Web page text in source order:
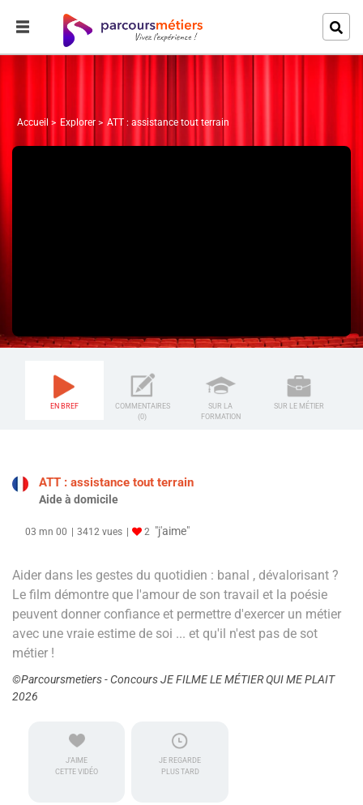
Accueil Explorer ATT : assistance tout terrain
EN BREF
COMMENTAIRES
(0)
SUR LA
FORMATION
SUR LE MÉTIER
ATT : assistance tout terrain
Aide à domicile
03 mn 00 3412 vues 2 "j'aime"
Aider dans les gestes du quotidien : banal , dévalorisant ?
Le film démontre que l'amour de son travail et la poésie
peuvent donner confiance et permettre d'exercer un métier
avec une vraie estime de soi ... et qu'il n'est pas de sot
métier !
©Parcoursmetiers - Concours JE FILME LE MÉTIER QUI ME PLAIT
2026
J'AIME
CETTE VIDÉO
JE REGARDE
PLUS TARD